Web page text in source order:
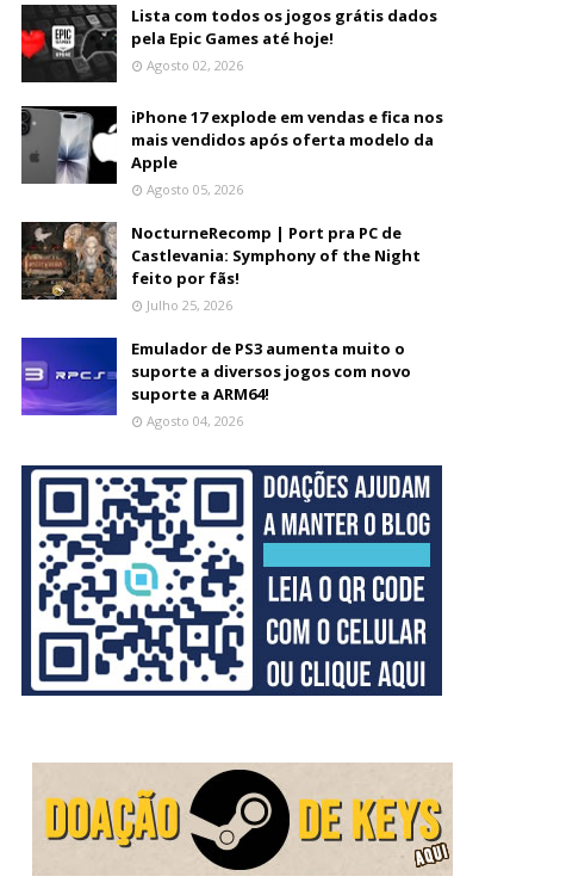
Lista com todos os jogos grátis dados
pela Epic Games até hoje!
Agosto 02, 2026
iPhone 17 explode em vendas e fica nos
mais vendidos após oferta modelo da
Apple
Agosto 05, 2026
NocturneRecomp | Port pra PC de
Castlevania: Symphony of the Night
feito por fãs!
Julho 25, 2026
Emulador de PS3 aumenta muito o
suporte a diversos jogos com novo
suporte a ARM64!
Agosto 04, 2026